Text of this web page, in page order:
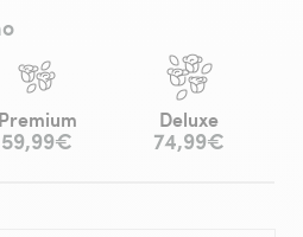
Premium
59,99€
Deluxe
74,99€